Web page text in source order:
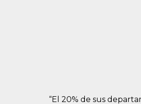
“El 20% de sus